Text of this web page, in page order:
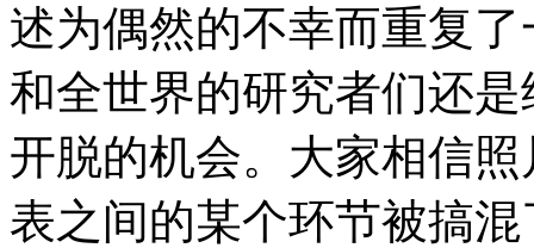
述为偶然的不幸而重复
和全世界的研究者们还
开脱的机会。大家相信
表之间的某个环节被搞混